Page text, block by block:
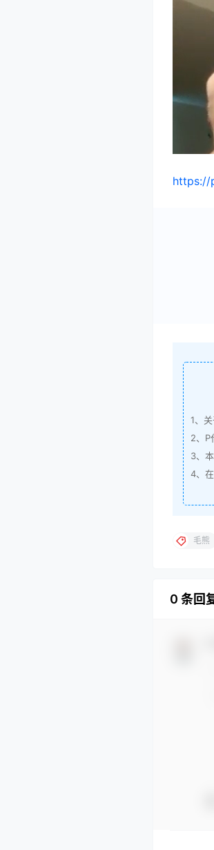
https://
1、
2、P
3、
4、
毛熊
0 条回